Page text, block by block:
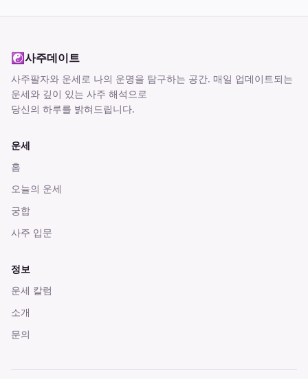
☯사주데이트
사주팔자와 운세로 나의 운명을 탐구하는 공간. 매일 업데이트되는
운세와 깊이 있는 사주 해석으로
당신의 하루를 밝혀드립니다.
운세
홈
오늘의 운세
궁합
사주 입문
정보
운세 칼럼
소개
문의